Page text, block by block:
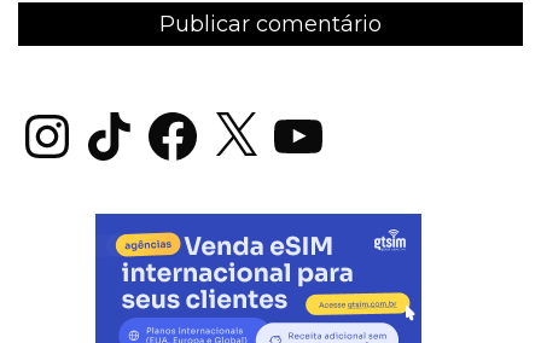
InstagramTikTok Facebook
X YouTube